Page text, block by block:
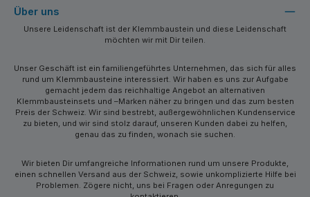
Über uns
Unsere Leidenschaft ist der Klemmbaustein und diese Leidenschaft
möchten wir mit Dir teilen.
Unser Geschäft ist ein familiengeführtes Unternehmen, das sich für alles
rund um Klemmbausteine interessiert. Wir haben es uns zur Aufgabe
gemacht jedem das reichhaltige Angebot an alternativen
Klemmbausteinsets und –Marken näher zu bringen und das zum besten
Preis der Schweiz. Wir sind bestrebt, außergewöhnlichen Kundenservice
zu bieten, und wir sind stolz darauf, unseren Kunden dabei zu helfen,
genau das zu finden, wonach sie suchen.
Wir bieten Dir umfangreiche Informationen rund um unsere Produkte,
einen schnellen Versand aus der Schweiz, sowie unkomplizierte Hilfe bei
Problemen. Zögere nicht, uns bei Fragen oder Anregungen zu